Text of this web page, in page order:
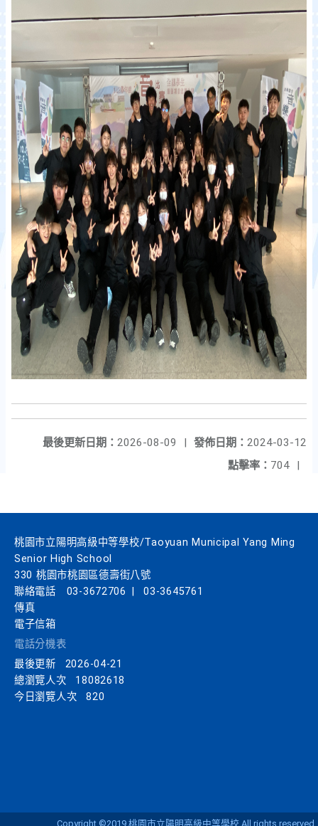
發佈日期： 2024-03-12
最後更新日期： 2026-08-09
|
點擊率： 704 |
桃園市立陽明高級中等學校/Taoyuan Municipal Yang Ming
Senior High School
330 桃園市桃園區德壽街八號
聯絡電話
03-3672706
03-3645761
傳真
電子信箱
電話分機表
最後更新
2026-04-21
總瀏覽人次
18082618
今日瀏覽人次
820
Copyright ©2019 桃園市立陽明高級中等學校 All rights reserved